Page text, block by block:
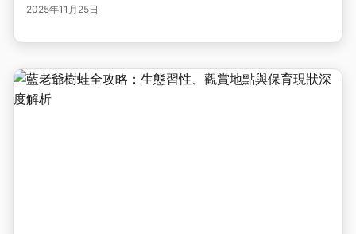
2025年11月25日